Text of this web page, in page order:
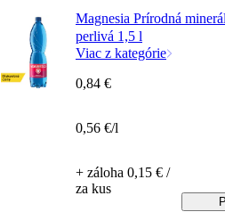
Magnesia Prírodná
perlivá 1,5 l
Viac z kategórie
0,84 €
0,56 €/l
+ záloha 0,15 € /
za kus